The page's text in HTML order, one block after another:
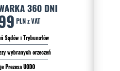
360 DNI
PLN z VAT
Sądów i Trybunałów
wybranych orzeczeń
Prezesa UODO